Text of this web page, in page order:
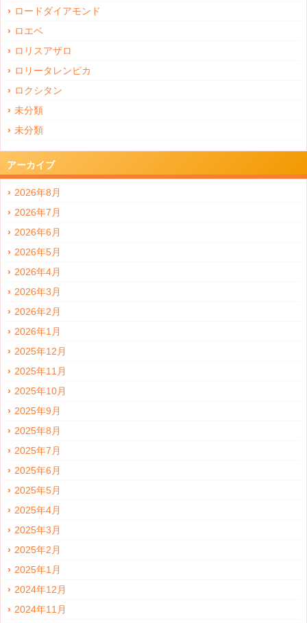
ロードダイアモンド
ロエベ
ロリスアザロ
ロリータレンピカ
ロクシタン
未分類
未分類
アーカイブ
2026年8月
2026年7月
2026年6月
2026年5月
2026年4月
2026年3月
2026年2月
2026年1月
2025年12月
2025年11月
2025年10月
2025年9月
2025年8月
2025年7月
2025年6月
2025年5月
2025年4月
2025年3月
2025年2月
2025年1月
2024年12月
2024年11月